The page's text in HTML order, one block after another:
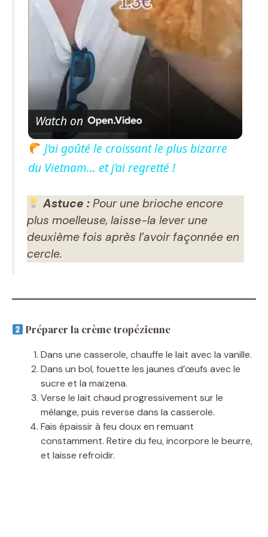
a
y
i
d
e
Watch on
J’ai goûté le croissant le plus bizarre
du Vietnam… et j’ai regretté !
Astuce :Pour une brioche encore
plus moelleuse, laisse-la lever une
deuxième fois après l’avoir façonnée en
cercle.
Préparer la crème tropézienne
Dans une casserole, chauffe le lait avec la vanille.
Dans un bol, fouette les jaunes d’œufs avec le
sucre et la maïzena.
Verse le lait chaud progressivement sur le
mélange, puis reverse dans la casserole.
Fais épaissir à feu doux en remuant
constamment. Retire du feu, incorpore le beurre,
et laisse refroidir.